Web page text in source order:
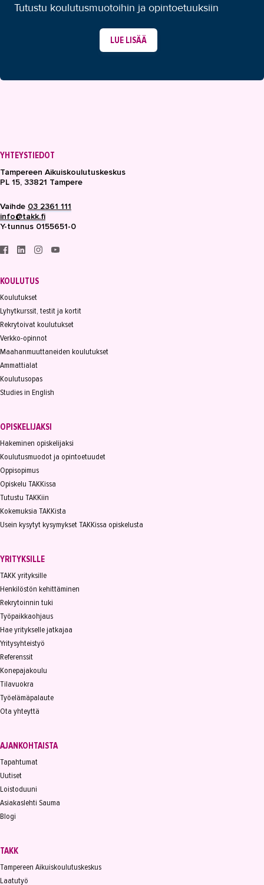
Tutustu koulutusmuotoihin ja opintoetuuksiin
LUE LISÄÄ
YHTEYSTIEDOT
Tampereen Aikuiskoulutuskeskus
PL 15, 33821 Tampere
Vaihde 03 2361 111
info@takk.fi
Y-tunnus 0155651-0
KOULUTUS
Koulutukset
Lyhytkurssit, testit ja kortit
Rekrytoivat koulutukset
Verkko-opinnot
Maahanmuuttaneiden koulutukset
Ammattialat
Koulutusopas
Studies in English
OPISKELIJAKSI
Hakeminen opiskelijaksi
Koulutusmuodot ja opintoetuudet
Oppisopimus
Opiskelu TAKKissa
Tutustu TAKKiin
Kokemuksia TAKKista
Usein kysytyt kysymykset TAKKissa opiskelusta
YRITYKSILLE
TAKK yrityksille
Henkilöstön kehittäminen
Rekrytoinnin tuki
Työpaikkaohjaus
Hae yritykselle jatkajaa
Yritysyhteistyö
Referenssit
Konepajakoulu
Tilavuokra
Työelämäpalaute
Ota yhteyttä
AJANKOHTAISTA
Tapahtumat
Uutiset
Loistoduuni
Asiakaslehti Sauma
Blogi
TAKK
Tampereen Aikuiskoulutuskeskus
Laatutyö